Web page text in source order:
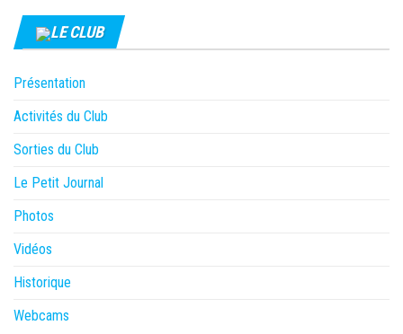
LE CLUB
Présentation
Activités du Club
Sorties du Club
Le Petit Journal
Photos
Vidéos
Historique
Webcams